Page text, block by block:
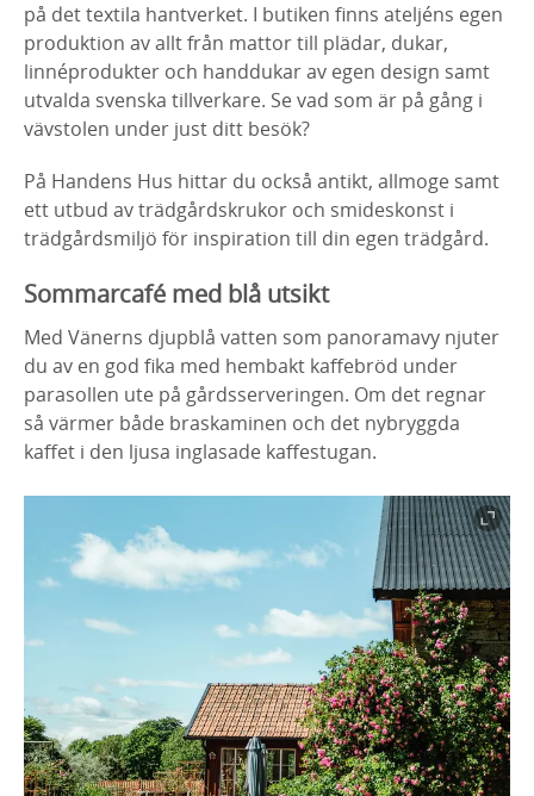
på det textila hantverket. I butiken finns ateljéns egen
produktion av allt från mattor till plädar, dukar,
linnéprodukter och handdukar av egen design samt
utvalda svenska tillverkare. Se vad som är på gång i
vävstolen under just ditt besök?
På Handens Hus hittar du också antikt, allmoge samt
ett utbud av trädgårdskrukor och smideskonst i
trädgårdsmiljö för inspiration till din egen trädgård.
Sommarcafé med blå utsikt
Med Vänerns djupblå vatten som panoramavy njuter
du av en god fika med hembakt kaffebröd under
parasollen ute på gårdsserveringen. Om det regnar
så värmer både braskaminen och det nybryggda
kaffet i den ljusa inglasade kaffestugan.